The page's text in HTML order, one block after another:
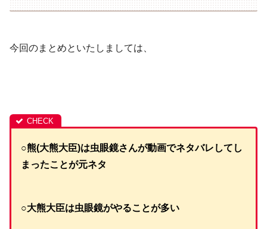
今回のまとめといたしましては、
○熊(大熊大臣)は虫眼鏡さんが動画でネタバレしてし
まったことが元ネタ
○大熊大臣は虫眼鏡がやることが多い